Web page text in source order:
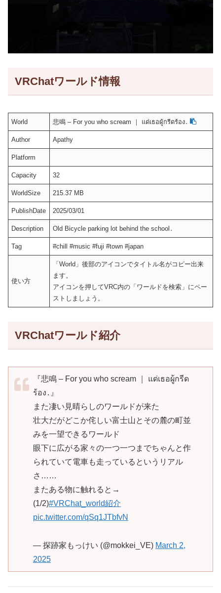
VRChatワールド情報
World 悲鳴 – For you who scream ｜ แด่เธอผู้กรีดร้อง․
Author Apathy
Platform
Capacity 32
WorldSize 215.37 MB
PublishDate 2025/03/01
Description Old Bicycle parking lot behind the school․
Tag #chill #music #fuji #town #japan
使い方
「World」後部のアイコンでタイトル名がコピー出来
ます。
アイコンを押してVRC内の「ワールドを検索」にペー
ストしましょう。
VRChatワールド紹介
『悲鳴 – For you who scream ｜ แด่เธอผู้กรีด
ร้อง․』
また凄い見晴らしのワールドが来た
壮大だがどこか侘しい富士山とその麓の町並
みを一望できるワールド
眼下に広がる家々の一つ一つまでちゃんと作
られていて電車も走っているというリアル
さ……
またある物に触れると→
(1/2)#VRChat_world紹介
pic.twitter.com/qSq1JTbfvN
— 探跡家もっけい (@mokkei_VE) March 2,
2025